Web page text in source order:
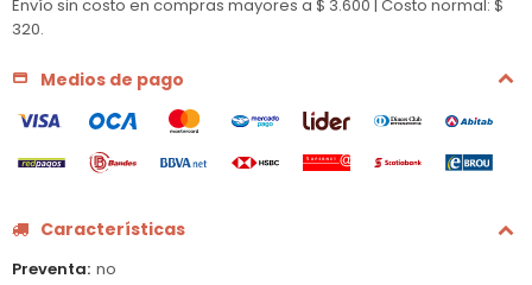
Envío sin costo en compras mayores a $ 3.600 | Costo normal: $
320.
Medios de pago
Características
Preventa no